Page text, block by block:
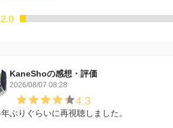
KaneShoの感想・評価
2026/08/07 08:28
4.3
ぶりぐらいに再視聴しました。